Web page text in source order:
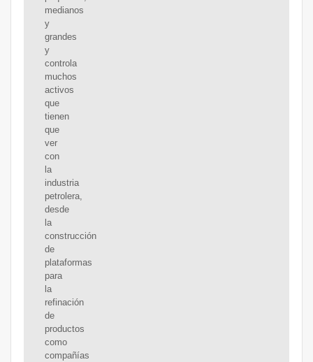
medianos
y
grandes
y
controla
muchos
activos
que
tienen
que
ver
con
la
industria
petrolera,
desde
la
construcción
de
plataformas
para
la
refinación
de
productos
como
compañías